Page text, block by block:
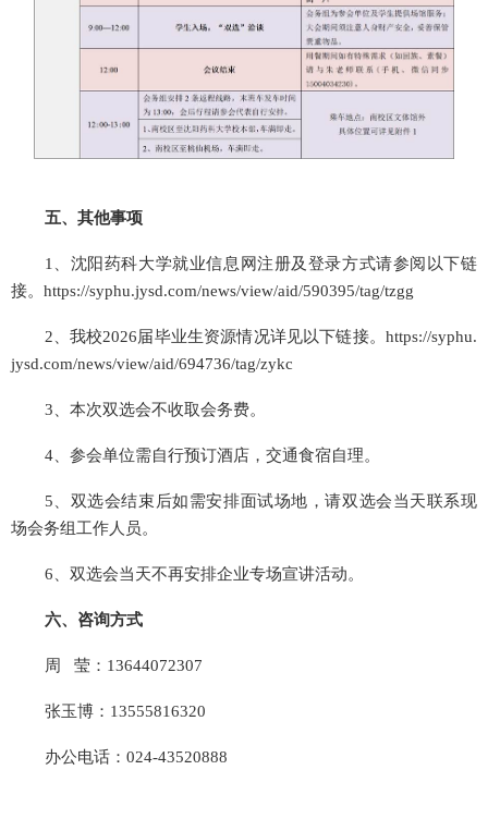
五、其他事项
1、沈阳药科大学就业信息网注册及登录方式请参阅以下链
接。 https://syphu.jysd.com/news/view/aid/590395/tag/tzgg
2、我校2026届毕业生资源情况详见以下链接。 https://syphu.
jysd.com/news/view/aid/694736/tag/zykc
3、本次双选会不收取会务费。
4、参会单位需自行预订酒店，交通食宿自理。
5、双选会结束后如需安排面试场地，请双选会当天联系现
场会务组工作人员。
6、双选会当天不再安排企业专场宣讲活动。
六、咨询方式
周 莹：13644072307
张玉博：13555816320
办公电话：024-43520888